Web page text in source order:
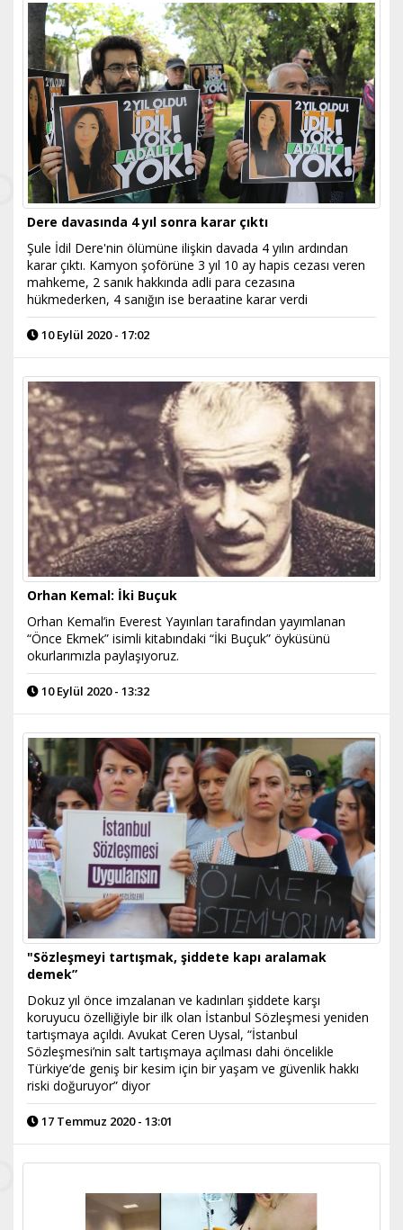
Dere davasında 4 yıl sonra karar çıktı
Şule İdil Dere'nin ölümüne ilişkin davada 4 yılın ardından
karar çıktı. Kamyon şoförüne 3 yıl 10 ay hapis cezası veren
mahkeme, 2 sanık hakkında adli para cezasına
hükmederken, 4 sanığın ise beraatine karar verdi
10 Eylül 2020 - 17:02
Orhan Kemal: İki Buçuk
Orhan Kemal’in Everest Yayınları tarafından yayımlanan
“Önce Ekmek” isimli kitabındaki “İki Buçuk” öyküsünü
okurlarımızla paylaşıyoruz.
10 Eylül 2020 - 13:32
"Sözleşmeyi tartışmak, şiddete kapı aralamak
demek”
Dokuz yıl önce imzalanan ve kadınları şiddete karşı
koruyucu özelliğiyle bir ilk olan İstanbul Sözleşmesi yeniden
tartışmaya açıldı. Avukat Ceren Uysal, “İstanbul
Sözleşmesi’nin salt tartışmaya açılması dahi öncelikle
Türkiye’de geniş bir kesim için bir yaşam ve güvenlik hakkı
riski doğuruyor” diyor
17 Temmuz 2020 - 13:01